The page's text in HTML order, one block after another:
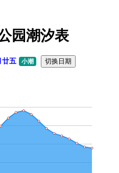
园潮汐表
廿五 小潮 切换日期